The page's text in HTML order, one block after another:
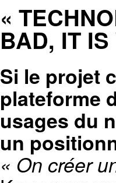
«
BAD, IT
Si le projet
plateforme
usages du
un
« On créer